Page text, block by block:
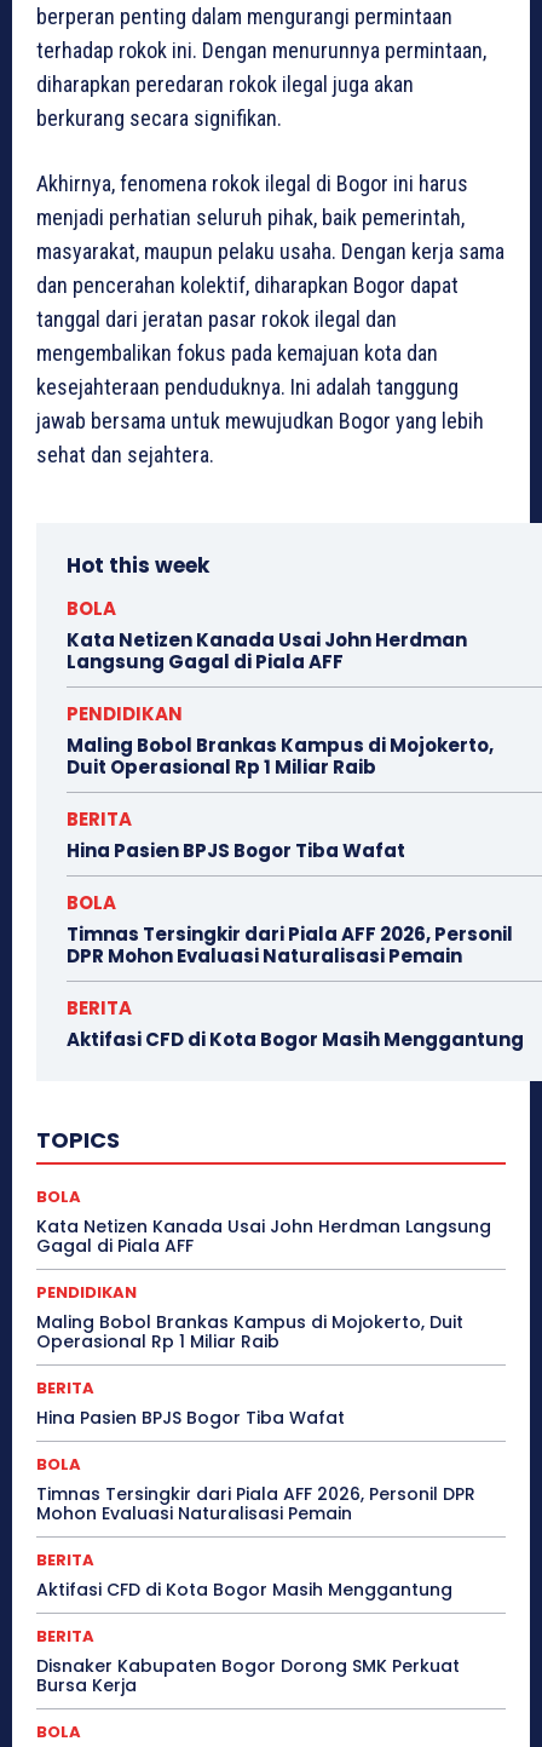
berperan penting dalam mengurangi permintaan
terhadap rokok ini. Dengan menurunnya permintaan,
diharapkan peredaran rokok ilegal juga akan
berkurang secara signifikan.
Akhirnya, fenomena rokok ilegal di Bogor ini harus
menjadi perhatian seluruh pihak, baik pemerintah,
masyarakat, maupun pelaku usaha. Dengan kerja sama
dan pencerahan kolektif, diharapkan Bogor dapat
tanggal dari jeratan pasar rokok ilegal dan
mengembalikan fokus pada kemajuan kota dan
kesejahteraan penduduknya. Ini adalah tanggung
jawab bersama untuk mewujudkan Bogor yang lebih
sehat dan sejahtera.
Hot this week
BOLA
Kata Netizen Kanada Usai John Herdman
Langsung Gagal di Piala AFF
PENDIDIKAN
Maling Bobol Brankas Kampus di Mojokerto,
Duit Operasional Rp 1 Miliar Raib
BERITA
Hina Pasien BPJS Bogor Tiba Wafat
BOLA
Timnas Tersingkir dari Piala AFF 2026, Personil
DPR Mohon Evaluasi Naturalisasi Pemain
BERITA
Aktifasi CFD di Kota Bogor Masih Menggantung
TOPICS
BOLA
Kata Netizen Kanada Usai John Herdman Langsung
Gagal di Piala AFF
PENDIDIKAN
Maling Bobol Brankas Kampus di Mojokerto, Duit
Operasional Rp 1 Miliar Raib
BERITA
Hina Pasien BPJS Bogor Tiba Wafat
BOLA
Timnas Tersingkir dari Piala AFF 2026, Personil DPR
Mohon Evaluasi Naturalisasi Pemain
BERITA
Aktifasi CFD di Kota Bogor Masih Menggantung
BERITA
Disnaker Kabupaten Bogor Dorong SMK Perkuat
Bursa Kerja
BOLA